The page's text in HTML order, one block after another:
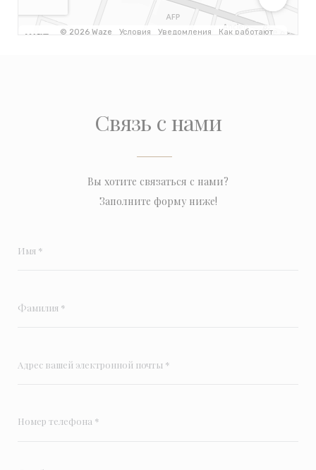
Связь с нами
Вы хотите связаться с нами?
Заполните форму ниже!